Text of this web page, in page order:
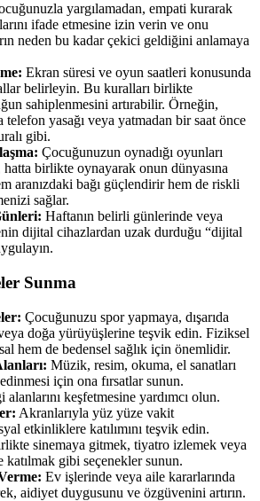
yargılamadan, empati kurarak
ifade etmesine izin verin ve onu
neden bu kadar çekici geldiğini anlamaya
Ekran süresi ve oyun saatleri konusunda
belirleyin. Bu kuralları birlikte
sahiplenmesini artırabilir. Örneğin,
telefon yasağı veya yatmadan bir saat önce
gibi.
Çocuğunuzun oynadığı oyunları
hatta birlikte oynayarak onun dünyasına
aranızdaki bağı güçlendirir hem de riskli
sağlar.
Haftanın belirli günlerinde veya
dijital cihazlardan uzak durduğu “dijital
Sunma
Çocuğunuzu spor yapmaya, dışarıda
doğa yürüyüşlerine teşvik edin. Fiziksel
hem de bedensel sağlık için önemlidir.
Müzik, resim, okuma, el sanatları
için ona fırsatlar sunun.
keşfetmesine yardımcı olun.
Akranlarıyla yüz yüze vakit
etkinliklere katılımını teşvik edin.
sinemaya gitmek, tiyatro izlemek veya
gibi seçenekler sunun.
Ev işlerinde veya aile kararlarında
aidiyet duygusunu ve özgüvenini artırın.